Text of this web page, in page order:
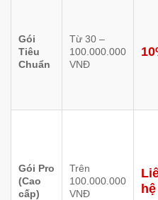
Gói
Tiêu
Chuẩn
Từ 30 –
100.000.000
VNĐ
Gói Pro
(Cao
cấp)
Trên
100.000.000
VNĐ
hệ